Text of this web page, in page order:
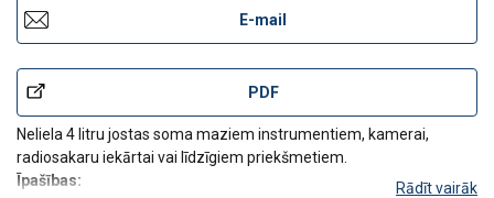
E-mail
PDF
Neliela 4 litru jostas soma maziem instrumentiem, kamerai,
radiosakaru iekārtai vai līdzīgiem priekšmetiem.
Īpašības:
Rādīt vairāk